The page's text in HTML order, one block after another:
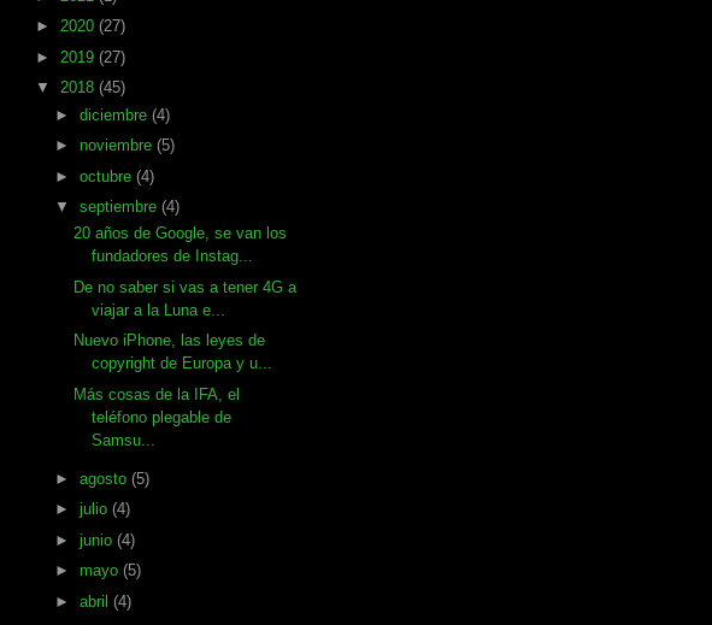
► 2020 (27)
► 2019 (27)
▼ 2018 (45)
► diciembre (4)
► noviembre (5)
► octubre (4)
▼ septiembre (4)
20 años de Google, se van los
fundadores de Instag...
De no saber si vas a tener 4G a
viajar a la Luna e...
Nuevo iPhone, las leyes de
copyright de Europa y u...
Más cosas de la IFA, el
teléfono plegable de
Samsu...
► agosto (5)
► julio (4)
► junio (4)
► mayo (5)
► abril (4)